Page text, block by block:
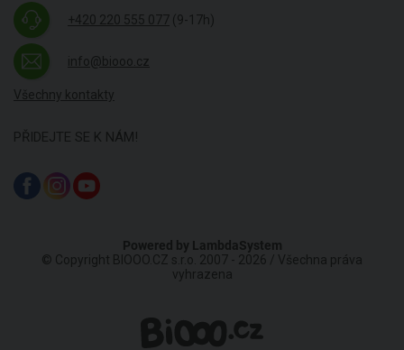
+420 220 555 077 (9-17h)
info@biooo.cz
Všechny kontakty
PŘIDEJTE SE K NÁM!
Powered by LambdaSystem
© Copyright BIOOO.CZ s.r.o. 2007 - 2026 / Všechna práva
vyhrazena